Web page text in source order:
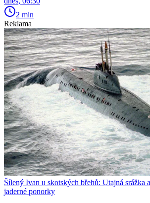
2 min
Reklama
Šílený Ivan u skotských břehů: Utajná srážka
jaderné ponorky